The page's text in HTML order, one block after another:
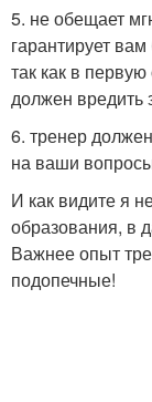
5. не обещает
гарантирует
так как в
должен вредить
6. тренер
на ваши
И как видите я
образования, в
Важнее опыт
подопечные!